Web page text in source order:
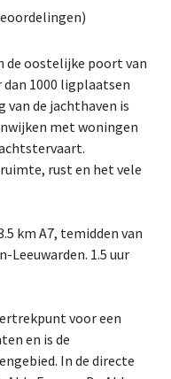
de oostelijke poort van
1000 ligplaatsen
van de jachthaven is
met woningen
rust en het vele
km A7, temidden van
Leeuwarden. 1.5 uur
voor een
en is de
In de directe